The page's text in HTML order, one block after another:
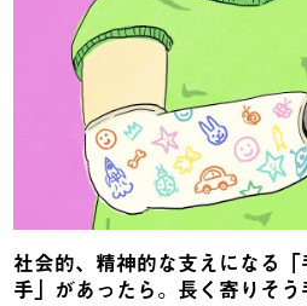
社会的、精神的な支えになる
手」があったら。長く寄りそ